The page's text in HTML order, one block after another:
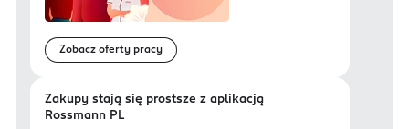
Zobacz oferty pracy
Zakupy stają się prostsze z aplikacją
Rossmann PL